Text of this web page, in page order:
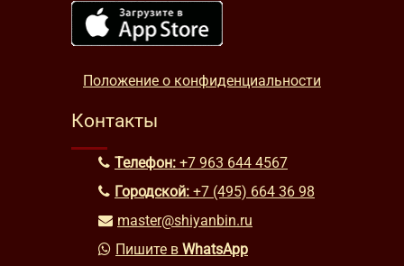
Положение о конфиденциальности
Контакты
Телефон: +7 963 644 4567
Городской: +7 (495) 664 36 98
master@shiyanbin.ru
Пишите в WhatsApp